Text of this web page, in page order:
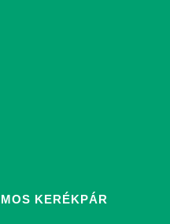
KERÉKPÁR